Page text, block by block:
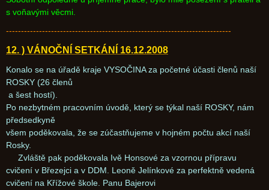
s voňavými věcmi.
---------------------------------------------------------------------------
12. ) VÁNOČNÍ SETKÁNÍ 16.12.2008
Konalo se na úřadě kraje VYSOČINA za početné účasti členů naší
ROSKY (26 členů
a šest hostí).
Po nezbytném pracovním úvodě, který se týkal naší ROSKY, nám
předsedkyně
všem poděkovala, že se zúčastňujeme v hojném počtu akcí naší
Rosky.
Zvláště pak poděkovala Ivě Honsové za vzornou přípravu
cvičení v Březejci a v DDM. Leoně Jelínkové za perfektně vedená
cvičení na Křížové škole. Panu Bajerovi